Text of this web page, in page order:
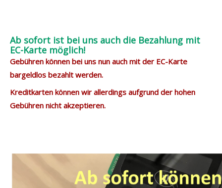
Ab sofort ist bei uns auch die Bezahlung mit
EC-Karte möglich!
Gebühren können bei uns nun auch mit der EC-Karte
bargeldlos bezahlt werden.
Kreditkarten können wir allerdings aufgrund der hohen
Gebühren nicht akzeptieren.